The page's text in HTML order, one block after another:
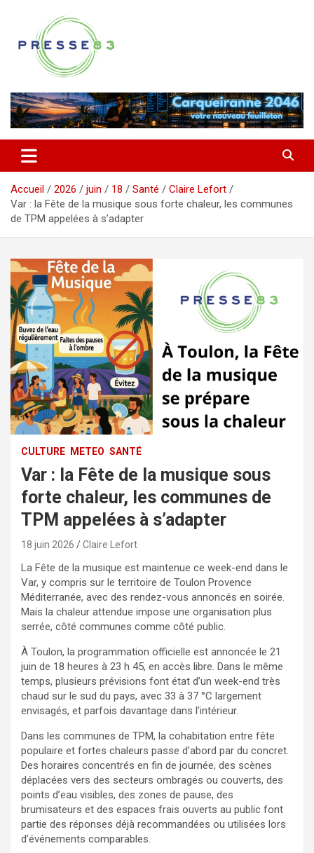
contenu
Presse 83
Accueil 2026 juin 18 Santé
Claire Lefort
Var : la Fête de la musique sous forte chaleur, les communes
de TPM appelées à s’adapter
CULTURE METEO SANTÉ
Var : la Fête de la musique sous
forte chaleur, les communes de
TPM appelées à s’adapter
18 juin 2026 Claire Lefort
La Fête de la musique est maintenue ce week-end dans le
Var, y compris sur le territoire de Toulon Provence
Méditerranée, avec des rendez-vous annoncés en soirée.
Mais la chaleur attendue impose une organisation plus
serrée, côté communes comme côté public.
À Toulon, la programmation officielle est annoncée le 21
juin de 18 heures à 23 h 45, en accès libre. Dans le même
temps, plusieurs prévisions font état d’un week-end très
chaud sur le sud du pays, avec 33 à 37 °C largement
envisagés, et parfois davantage dans l’intérieur.
Dans les communes de TPM, la cohabitation entre fête
populaire et fortes chaleurs passe d’abord par du concret.
Des horaires concentrés en fin de journée, des scènes
déplacées vers des secteurs ombragés ou couverts, des
points d’eau visibles, des zones de pause, des
brumisateurs et des espaces frais ouverts au public font
partie des réponses déjà recommandées ou utilisées lors
d’événements comparables.